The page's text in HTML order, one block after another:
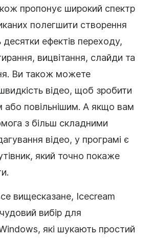
пропонує широкий спектр
полегшити створення
десятки ефектів переходу,
вицвітання, слайди та
Ви також можете
відео, щоб зробити
повільнішим. А якщо вам
з більш складними
відео, у програмі є
який точно покаже
вищесказане, Icecream
вибір для
які шукають простий